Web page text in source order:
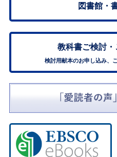
図書館・
教科書ご検討・
検討用献本のお申し込み、